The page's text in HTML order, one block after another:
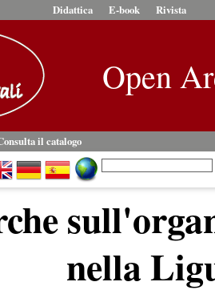
Didattica E-book Rivista
Open
il catalogo
nella